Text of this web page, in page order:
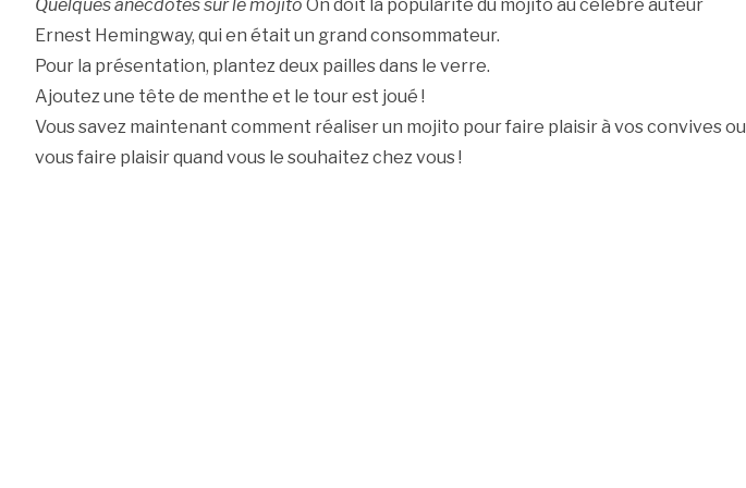
Quelques anecdotes sur le mojito On doit la popularité du mojito au célèbre auteur
Ernest Hemingway, qui en était un grand consommateur.
Pour la présentation, plantez deux pailles dans le verre.
Ajoutez une tête de menthe et le tour est joué !
Vous savez maintenant comment réaliser un mojito pour faire plaisir à vos convives ou
vous faire plaisir quand vous le souhaitez chez vous !